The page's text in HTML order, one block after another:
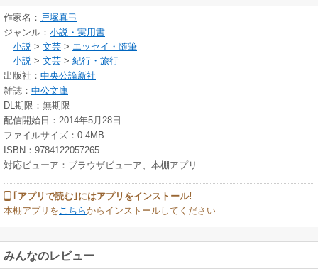
作家名： 戸塚真弓
ジャンル： 小説・実用書
小説 > 文芸 > エッセイ・随筆
小説 > 文芸 > 紀行・旅行
出版社： 中央公論新社
雑誌： 中公文庫
DL期限：無期限
配信開始日：2014年5月28日
ファイルサイズ：0.4MB
ISBN：9784122057265
対応ビューア：ブラウザビューア、本棚アプリ
｢アプリで読む｣にはアプリをインストール!
本棚アプリをこちらからインストールしてください
みんなのレビュー